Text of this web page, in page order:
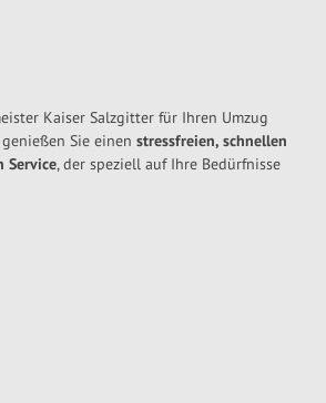
Kaiser Salzgitter für Ihren Umzug
Sie einen stressfreien, schnellen
Service, der speziell auf Ihre Bedürfnisse